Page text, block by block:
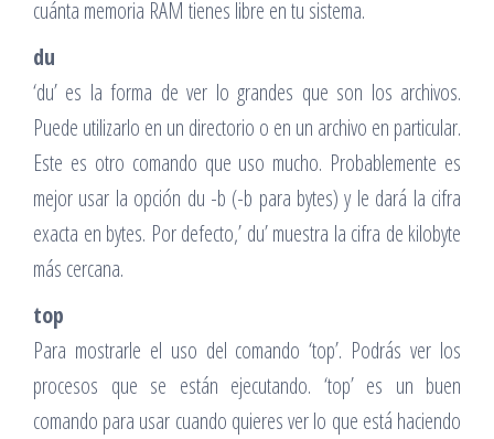
cuánta memoria RAM tienes libre en tu sistema.
du
‘du’ es la forma de ver lo grandes que son los archivos.
Puede utilizarlo en un directorio o en un archivo en particular.
Este es otro comando que uso mucho. Probablemente es
mejor usar la opción du -b (-b para bytes) y le dará la cifra
exacta en bytes. Por defecto,’ du’ muestra la cifra de kilobyte
más cercana.
top
Para mostrarle el uso del comando ‘top’. Podrás ver los
procesos que se están ejecutando. ‘top’ es un buen
comando para usar cuando quieres ver lo que está haciendo